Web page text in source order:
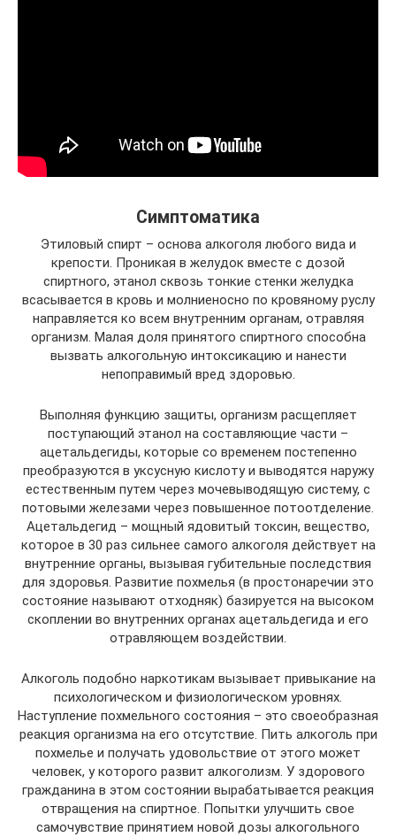
Симптоматика
Этиловый спирт – основа алкоголя любого вида и
крепости. Проникая в желудок вместе с дозой
спиртного, этанол сквозь тонкие стенки желудка
всасывается в кровь и молниеносно по кровяному руслу
направляется ко всем внутренним органам, отравляя
организм. Малая доля принятого спиртного способна
вызвать алкогольную интоксикацию и нанести
непоправимый вред здоровью.
Выполняя функцию защиты, организм расщепляет
поступающий этанол на составляющие части –
ацетальдегиды, которые со временем постепенно
преобразуются в уксусную кислоту и выводятся наружу
естественным путем через мочевыводящую систему, с
потовыми железами через повышенное потоотделение.
Ацетальдегид – мощный ядовитый токсин, вещество,
которое в 30 раз сильнее самого алкоголя действует на
внутренние органы, вызывая губительные последствия
для здоровья. Развитие похмелья (в простонаречии это
состояние называют отходняк) базируется на высоком
скоплении во внутренних органах ацетальдегида и его
отравляющем воздействии.
Алкоголь подобно наркотикам вызывает привыкание на
психологическом и физиологическом уровнях.
Наступление похмельного состояния – это своеобразная
реакция организма на его отсутствие. Пить алкоголь при
похмелье и получать удовольствие от этого может
человек, у которого развит алкоголизм. У здорового
гражданина в этом состоянии вырабатывается реакция
отвращения на спиртное. Попытки улучшить свое
самочувствие принятием новой дозы алкогольного